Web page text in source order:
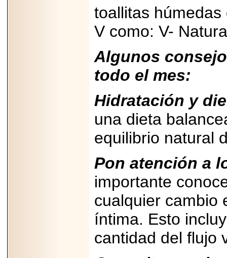
toallitas
V como: V-
Algunos
todo el mes:
Hidratación y
una dieta
equilibrio natural
Pon atención a
importante
cualquier cambio
íntima. Esto
cantidad del flujo